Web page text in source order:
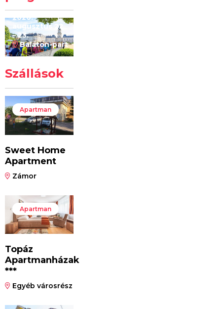
2026.
augusztus 22
– 23.
Balaton-part
Szállások
Apartman
Sweet Home
Apartment
Zámor
Apartman
Topáz
Apartmanházak
***
Egyéb városrész